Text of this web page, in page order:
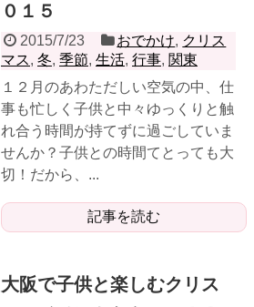
０１５
2015/7/23 おでかけ, クリス
マス, 冬, 季節, 生活, 行事, 関東
１２月のあわただしい空気の中、仕
事も忙しく子供と中々ゆっくりと触
れ合う時間が持てずに過ごしていま
せんか？子供との時間てとっても大
切！だから、...
記事を読む
大阪で子供と楽しむクリス